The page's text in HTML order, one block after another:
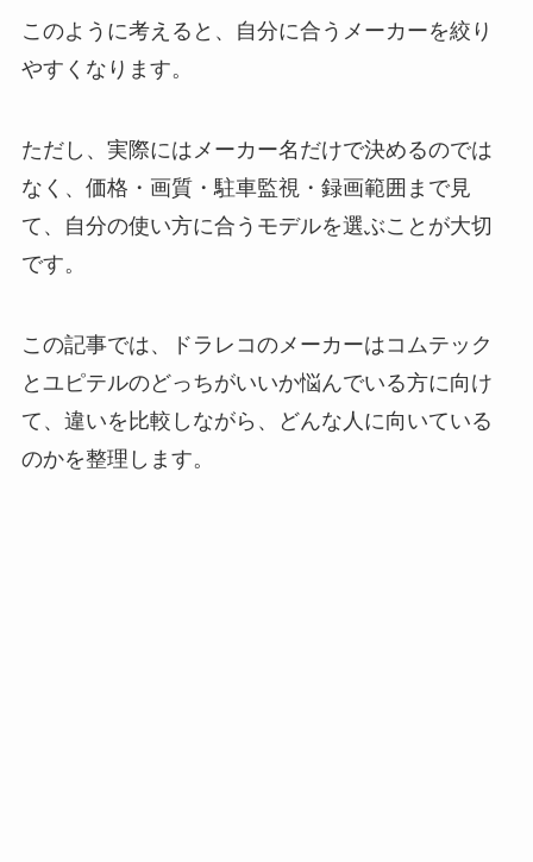
このように考えると、自分に合うメーカーを絞り
やすくなります。
ただし、実際にはメーカー名だけで決めるのでは
なく、価格・画質・駐車監視・録画範囲まで見
て、自分の使い方に合うモデルを選ぶことが大切
です。
この記事では、ドラレコのメーカーはコムテック
とユピテルのどっちがいいか悩んでいる方に向け
て、違いを比較しながら、どんな人に向いている
のかを整理します。